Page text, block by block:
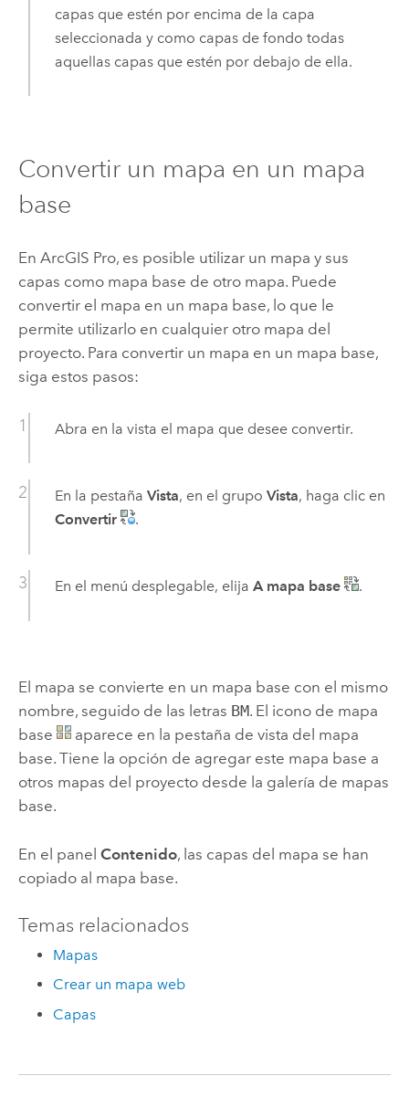
capas que estén por encima de la capa
seleccionada y como capas de fondo todas
aquellas capas que estén por debajo de ella.
Convertir un mapa en un mapa
base
En ArcGIS Pro, es posible utilizar un mapa y sus
capas como mapa base de otro mapa. Puede
convertir el mapa en un mapa base, lo que le
permite utilizarlo en cualquier otro mapa del
proyecto. Para convertir un mapa en un mapa base,
siga estos pasos:
Abra en la vista el mapa que desee convertir.
En la pestaña Vista, en el grupo Vista, haga clic en
Convertir
.
En el menú desplegable, elija A mapa base .
El mapa se convierte en un mapa base con el mismo
nombre, seguido de las letras BM. El icono de mapa
base
aparece en la pestaña de vista del mapa
base. Tiene la opción de agregar este mapa base a
otros mapas del proyecto desde la galería de mapas
base.
En el panel Contenido, las capas del mapa se han
copiado al mapa base.
Temas relacionados
Mapas
Crear un mapa web
Capas